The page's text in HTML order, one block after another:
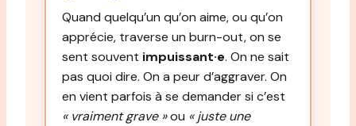
Quand quelqu’un qu’on aime, ou qu’on
apprécie, traverse un burn-out, on se
sent souvent impuissant·e. On ne sait
pas quoi dire. On a peur d’aggraver. On
en vient parfois à se demander si c’est
« vraiment grave »ou « juste une